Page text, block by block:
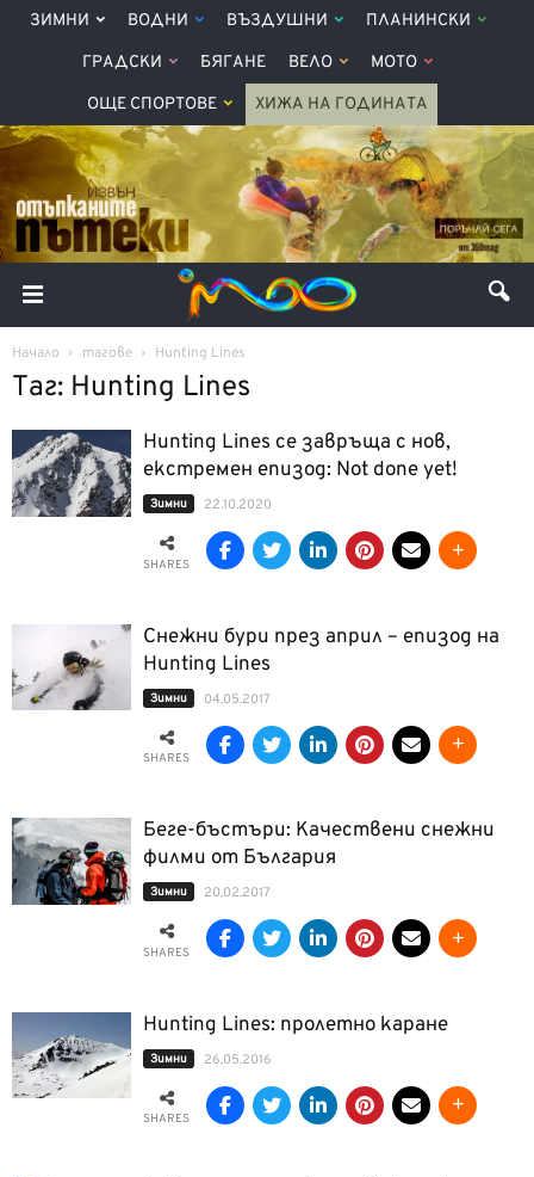
ЗИМНИ ВОДНИ ВЪЗДУШНИ ПЛАНИНСКИ
ГРАДСКИ БЯГАНЕ ВЕЛО МОТО
ОЩЕ СПОРТОВЕ ХИЖА НА ГОДИНАТА
Начало тагове Hunting Lines
Таг: Hunting Lines
Hunting Lines се завръща с нов,
екстремен епизод: Not done yet!
Зимни 22.10.2020
SHARES
Снежни бури през април – епизод на
Hunting Lines
Зимни 04.05.2017
SHARES
Беге-бъстъри: Качествени снежни
филми от България
Зимни 20.02.2017
SHARES
Hunting Lines: пролетно каране
Зимни 26.05.2016
SHARES